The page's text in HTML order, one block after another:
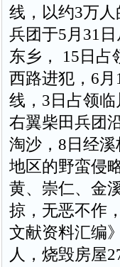
线，以约3万
兵团于5月31
东乡， 15日占
西路进犯，6
线，3日占领
右翼柴田兵团
淘沙，8日经
地区的野蛮侵
黄、崇仁、金
掠，无恶不作
文献资料汇编
人，烧毁房屋